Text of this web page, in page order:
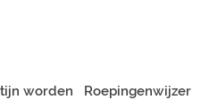
worden Roepingenwijzer